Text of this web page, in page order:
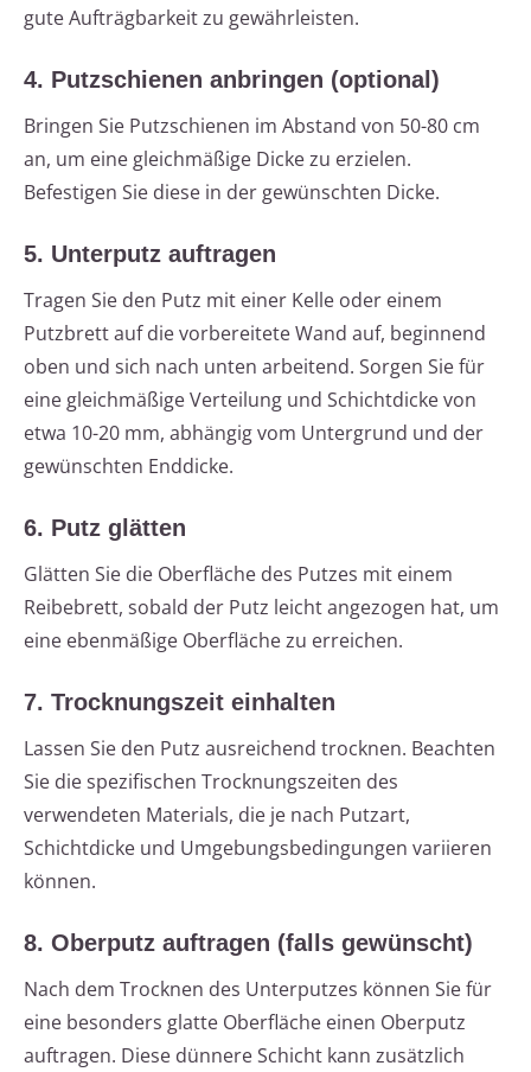
gute Aufträgbarkeit zu gewährleisten.
4. Putzschienen anbringen (optional)
Bringen Sie Putzschienen im Abstand von 50-80 cm
an, um eine gleichmäßige Dicke zu erzielen.
Befestigen Sie diese in der gewünschten Dicke.
5. Unterputz auftragen
Tragen Sie den Putz mit einer Kelle oder einem
Putzbrett auf die vorbereitete Wand auf, beginnend
oben und sich nach unten arbeitend. Sorgen Sie für
eine gleichmäßige Verteilung und Schichtdicke von
etwa 10-20 mm, abhängig vom Untergrund und der
gewünschten Enddicke.
6. Putz glätten
Glätten Sie die Oberfläche des Putzes mit einem
Reibebrett, sobald der Putz leicht angezogen hat, um
eine ebenmäßige Oberfläche zu erreichen.
7. Trocknungszeit einhalten
Lassen Sie den Putz ausreichend trocknen. Beachten
Sie die spezifischen Trocknungszeiten des
verwendeten Materials, die je nach Putzart,
Schichtdicke und Umgebungsbedingungen variieren
können.
8. Oberputz auftragen (falls gewünscht)
Nach dem Trocknen des Unterputzes können Sie für
eine besonders glatte Oberfläche einen Oberputz
auftragen. Diese dünnere Schicht kann zusätzlich